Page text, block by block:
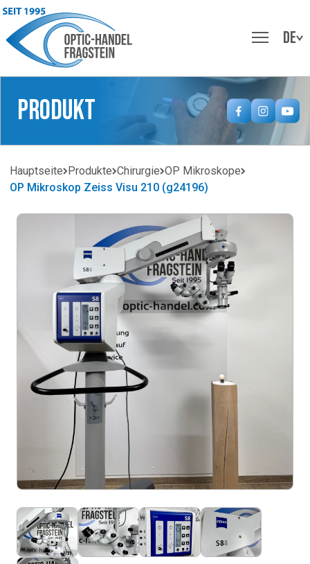
DE
Produkt
Hauptseite Produkte Chirurgie OP Mikroskope
OP Mikroskop Zeiss Visu 210 (g24196)